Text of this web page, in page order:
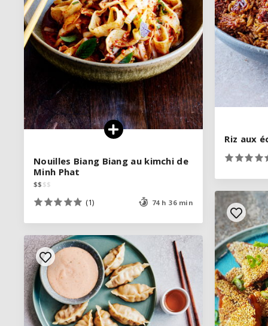
Riz aux
Riz aux
Nouilles Biang Biang au kimchi de
Minh Phat
$$ $$
(1) 74 h 36 min
Nouilles Biang Biang au kimchi de
Minh Phat
$$ $$
(1) 74 h 36 min